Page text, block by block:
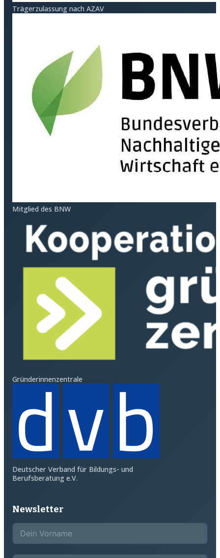
Träger­zulassung nach AZAV
Mitglied des BNW
Gründerinnenzentrale
Deutscher Verband für Bildungs- und
Berufsberatung e.V.
Newsletter